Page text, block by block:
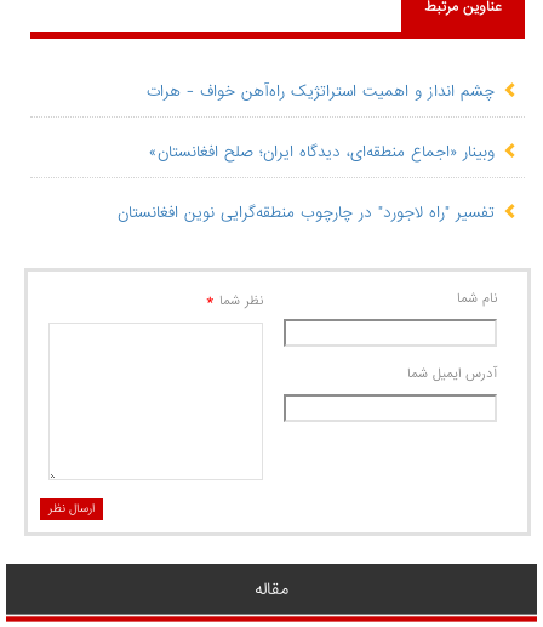
عناوین مرتبط
چشم انداز و اهميت استراتژيک راه‌آهن خواف - هرات
وبینار «اجماع منطقه‌ای، دیدگاه ایران؛ صلح افغانستان»
تفسیر "راه لاجورد" در چارچوب منطقه‌گرایی نوین افغانستان
نام شما
آدرس ايميل شما
نظر شما *
ارسال نظر
مقاله